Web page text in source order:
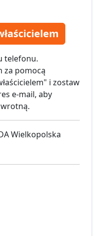
telefonu.
za pomocą
i zostaw
e-mail, aby
Wielkopolska